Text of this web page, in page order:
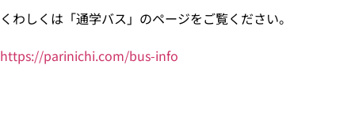
くわしくは「通学バス」のページをご覧ください。
https://parinichi.com/bus-info